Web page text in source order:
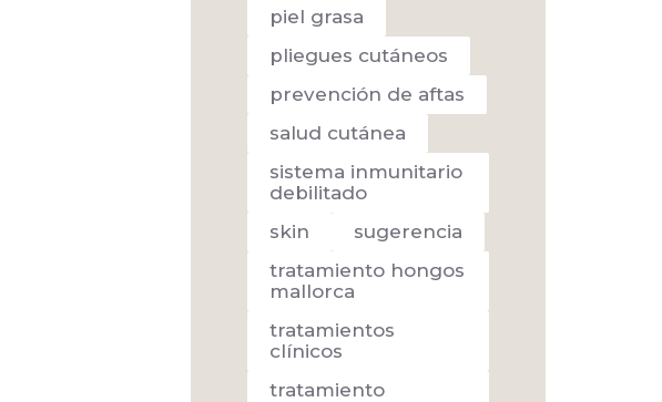
piel grasa
pliegues cutáneos
prevención de aftas
salud cutánea
sistema inmunitario
debilitado
skin
sugerencia
tratamiento hongos
mallorca
tratamientos
clínicos
tratamiento